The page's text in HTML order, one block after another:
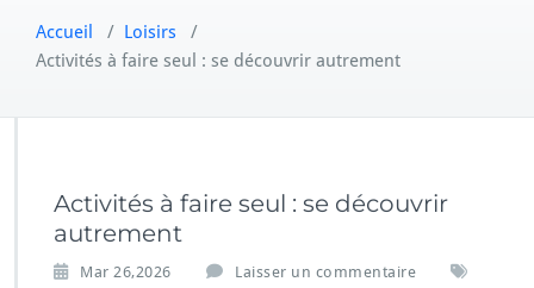
Accueil / Loisirs /
Activités à faire seul : se découvrir autrement
Activités à faire seul : se découvrir
autrement
Mar 26,2026
Laisser un commentaire